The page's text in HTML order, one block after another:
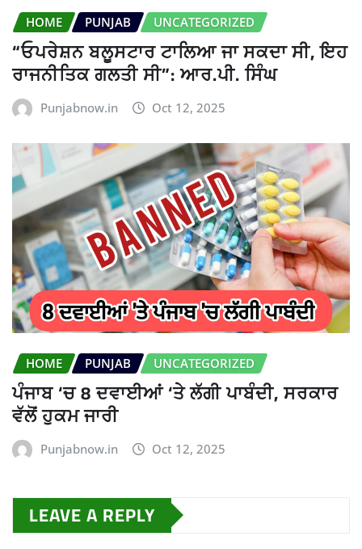
HOME PUNJAB UNCATEGORIZED
“ਓਪਰੇਸ਼ਨ ਬਲੂਸਟਾਰ ਟਾਲਿਆ ਜਾ ਸਕਦਾ ਸੀ, ਇਹ
ਰਾਜਨੀਤਿਕ ਗਲਤੀ ਸੀ”: ਆਰ.ਪੀ. ਸਿੰਘ
Punjabnow.in Oct 12, 2025
HOME PUNJAB UNCATEGORIZED
ਪੰਜਾਬ ‘ਚ 8 ਦਵਾਈਆਂ ‘ਤੇ ਲੱਗੀ ਪਾਬੰਦੀ, ਸਰਕਾਰ
ਵੱਲੋਂ ਹੁਕਮ ਜਾਰੀ
Punjabnow.in Oct 12, 2025
LEAVE A REPLY